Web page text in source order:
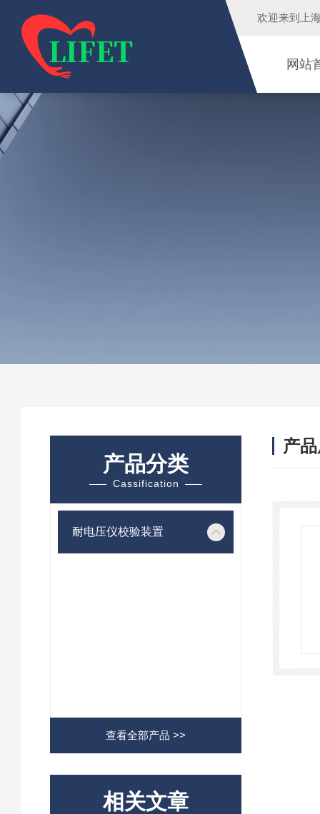
欢迎来到 上
网站
产品分类
Cassification
耐电压仪校验装置
查看全部产品 >>
相关文章
产